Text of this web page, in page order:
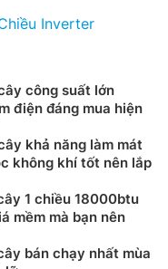
Inverter
công suất lớn
điện đáng mua hiện
khả năng làm mát
không khí tốt nên lắp
1 chiều 18000btu
mềm mà bạn nên
bán chạy nhất mùa